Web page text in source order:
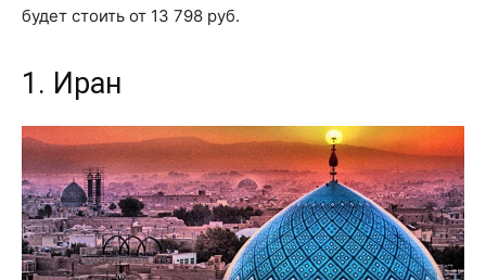
будет стоить от 13 798 руб.
1. Иран